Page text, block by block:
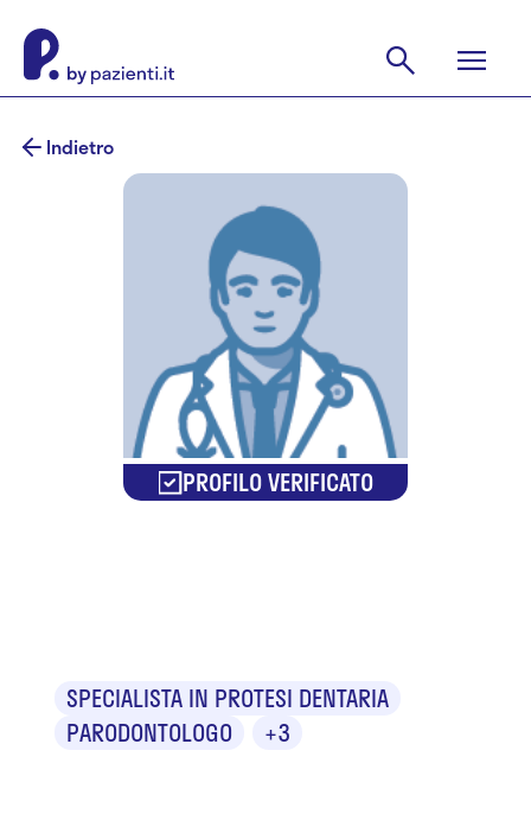
Indietro
PROFILO VERIFICATO
SPECIALISTA IN PROTESI DENTARIA
PARODONTOLOGO
+3